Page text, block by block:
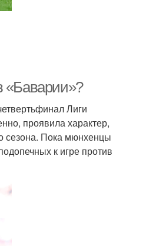
«Баварии»?
Лиги
проявила характер,
сезона. Пока мюнхенцы
к игре против